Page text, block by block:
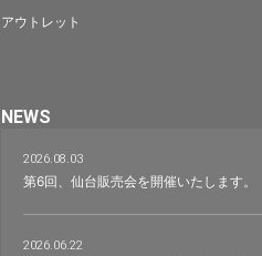
アウトレット
NEWS
2026.08.03
第6回、仙台販売会を開催いたします。
2026.06.22